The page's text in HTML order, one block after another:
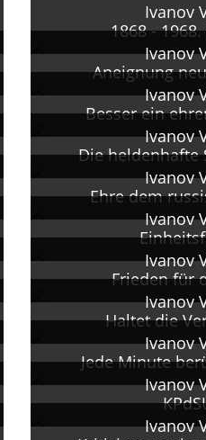
der TASS-Fenster.
den Themen Lenin und
für den Verlag
Auszeichnungen.
der Akademie der
plakat" [Wie
zum sowjetischen
Ivanov
1868 -
Ivanov
Aneignung
Ivanov
Besser ein
Ivanov
Die heldenhafte
Ivanov
Ehre dem
Ivanov
Ivanov
Frieden für
Ivanov
Haltet die
Ivanov
Jede Minute
Ivanov
Ivanov